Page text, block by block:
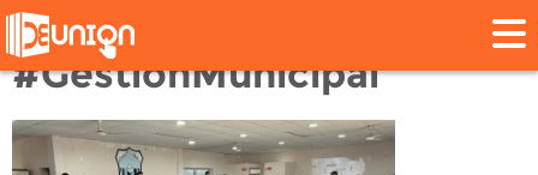
Tag:
#GestiónMunicipal